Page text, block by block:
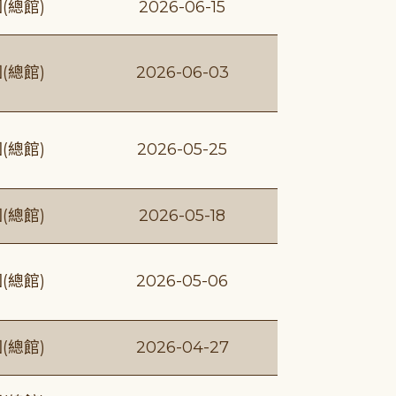
總館) 2026-06-15
總館) 2026-06-03
總館) 2026-05-25
總館) 2026-05-18
總館) 2026-05-06
總館) 2026-04-27